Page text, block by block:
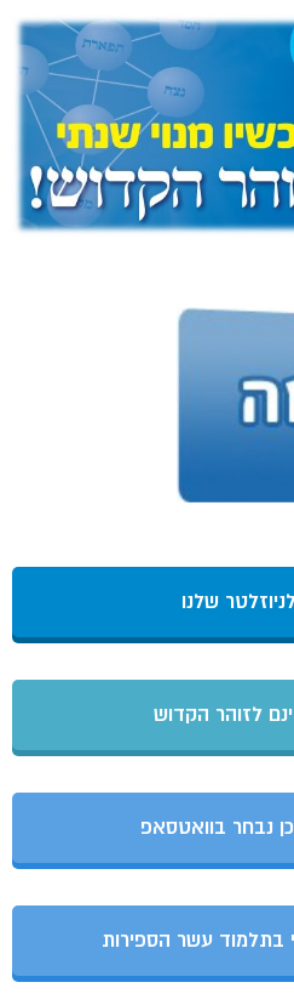
שלנו
לזוהר הקדוש
נבחר בוואטסאפ
בתלמוד עשר הספירות